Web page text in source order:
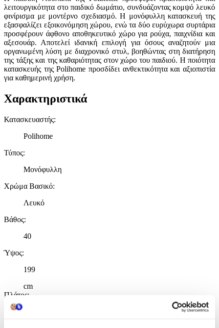
λειτουργικότητα στο παιδικό δωμάτιο, συνδυάζοντας κομψό λευκό
φινίρισμα με μοντέρνο σχεδιασμό. Η μονόφυλλη κατασκευή της
εξασφαλίζει εξοικονόμηση χώρου, ενώ τα δύο ευρύχωρα συρτάρια
προσφέρουν άφθονο αποθηκευτικό χώρο για ρούχα, παιχνίδια και
αξεσουάρ. Αποτελεί ιδανική επιλογή για όσους αναζητούν μια
οργανωμένη λύση με διαχρονικό στυλ, βοηθώντας στη διατήρηση
της τάξης και της καθαριότητας στον χώρο του παιδιού. Η ποιότητα
κατασκευής της Polihome προσδίδει ανθεκτικότητα και αξιοπιστία
για καθημερινή χρήση.
Χαρακτηριστικά
Κατασκευαστής:
Polihome
Τύπος:
Μονόφυλλη
Χρώμα Βασικό:
Λευκό
Βάθος:
40
Ύψος:
199
cm
Πλάτος: